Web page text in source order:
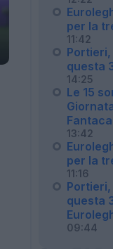
per la
11:42
questa
14:25
Le 15
13:42
per la
11:16
questa
09:44